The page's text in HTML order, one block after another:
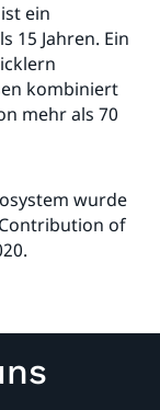
ein
15 Jahren. Ein
kombiniert
mehr als 70
wurde
of